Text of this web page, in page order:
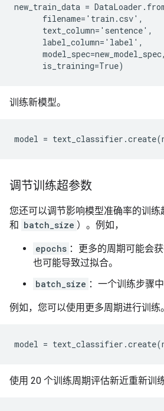
new_train_data =
      filename='train.csv',
      text_column='sentence',
      label_column='label',
      model_spec=new_model_spec,
训练新模型。
调节训练超参数
您还可以调节影响模型准确率的训练
和 batch_size ）。例如，
epochs ：更多的周期可能会
也可能导致过拟合。
batch_size ：一个训练步骤
例如，您可以使用更多周期进行训练。
使用 20 个训练周期评估新近重新训